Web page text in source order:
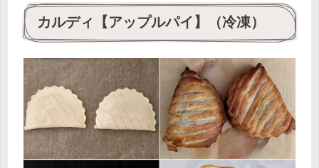
カルディ【アップルパイ】（冷凍）